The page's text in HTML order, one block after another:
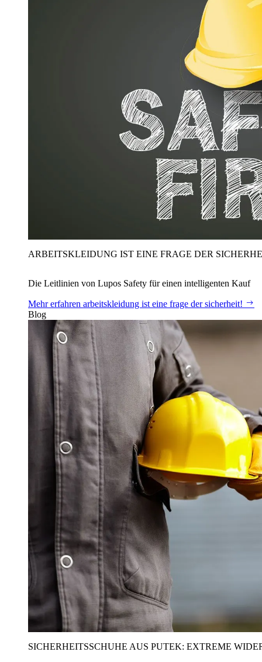
ARBEITSKLEIDUNG IST EINE FRAGE DER
Die Leitlinien von Lupos Safety für einen intelligenten Kauf
Mehr erfahren arbeitskleidung ist eine frage der sicherheit!
Blog
SICHERHEITSSCHUHE AUS PUTEK: EXTREME